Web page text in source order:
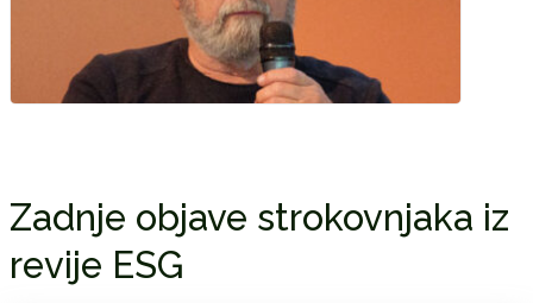
Zadnje objave strokovnjaka iz
revije ESG